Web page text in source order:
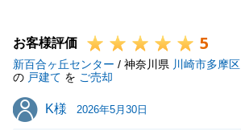
気軽にご相談下さいませ。
お客様評価 5
新百合ヶ丘センター / 神奈川県 川崎市多摩区
の 戸建て を ご売却
K様
K様 2026年5月30日